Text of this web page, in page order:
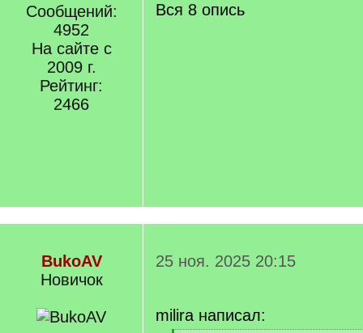
Сообщений:
4952
На сайте с
2009 г.
Рейтинг:
2466
Вся 8 опись
BukoAV
Новичок
25 ноя. 2025 20:15
milira написал: